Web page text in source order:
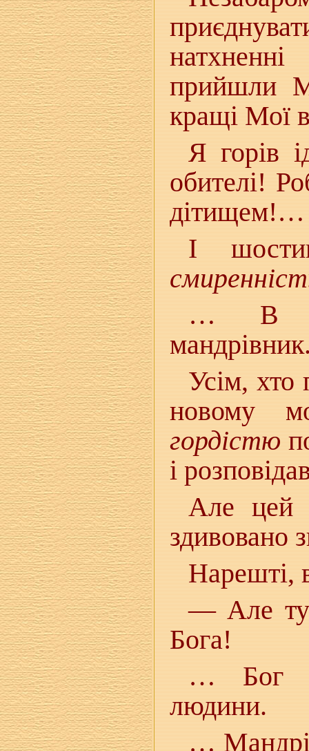
прийшли
кращі Мої
Я горів
обителі!
дітищем!…
І
… В
Усім, хто
новому
гордістю
і
Але цей
здивовано
Нарешті,
— Але
Бога!
… Бог
людини.
…